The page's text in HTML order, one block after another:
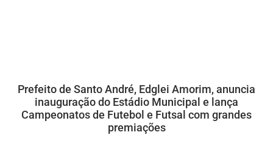
Prefeito de Santo André, Edglei Amorim, anuncia
inauguração do Estádio Municipal e lança
Campeonatos de Futebol e Futsal com grandes
premiações